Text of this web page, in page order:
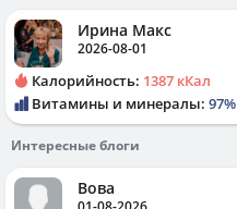
Ирина Макс
2026-08-01
Калорийность: 1387 кКал
Витамины и минералы: 97%
Интересные блоги
Вова